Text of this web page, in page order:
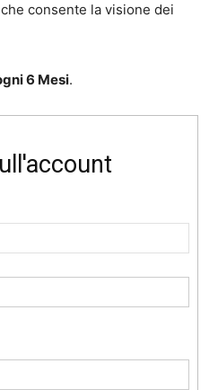
consente la visione dei
6 Mesi.